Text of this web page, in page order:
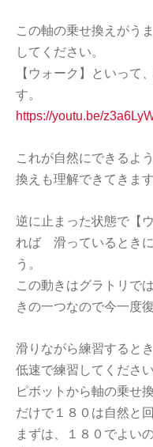
この軸の乗せ換えがう
してください。
【ウォーク】といって
す。
https://youtu.be/
これが自然にできるよ
換えも理解できてきます
逆に止まった状態で【
れば 滑っているとき
う。
この動きはグラトリで
きの一つなので今一度
滑りながら練習すると
低速で練習してください
ピボットから軸の乗せ
だけで１８０は自然と回
まずは、１８０でよい